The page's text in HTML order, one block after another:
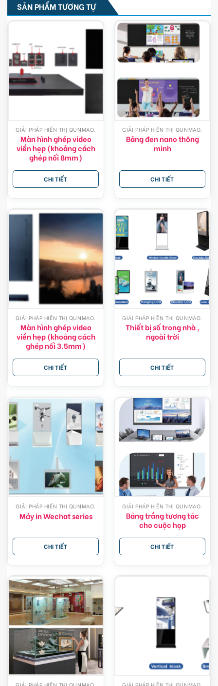
SẢN PHẨM TƯƠNG TỰ
GIẢI PHÁP HIỂN THỊ QUNMAO.
Màn hình ghép video
viền hẹp (khoảng cách
ghép nối 8mm)
CHI TIẾT
GIẢI PHÁP HIỂN THỊ QUNMAO.
Bảng đen nano thông
minh
CHI TIẾT
GIẢI PHÁP HIỂN THỊ QUNMAO.
Màn hình ghép video
viền hẹp (khoảng cách
ghép nối 3.5mm)
CHI TIẾT
GIẢI PHÁP HIỂN THỊ QUNMAO.
Thiết bị số trong nhà ,
ngoài trời
CHI TIẾT
GIẢI PHÁP HIỂN THỊ QUNMAO.
Máy in Wechat series
CHI TIẾT
GIẢI PHÁP HIỂN THỊ QUNMAO.
Bảng trắng tương tác
cho cuộc họp
CHI TIẾT